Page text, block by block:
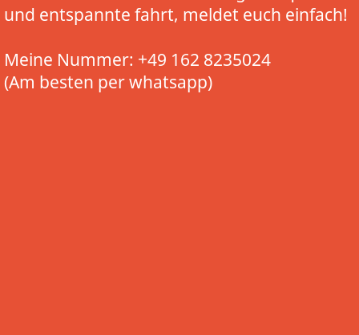
und entspannte fahrt, meldet euch einfach!
Meine Nummer: +49 162 8235024
(Am besten per whatsapp)